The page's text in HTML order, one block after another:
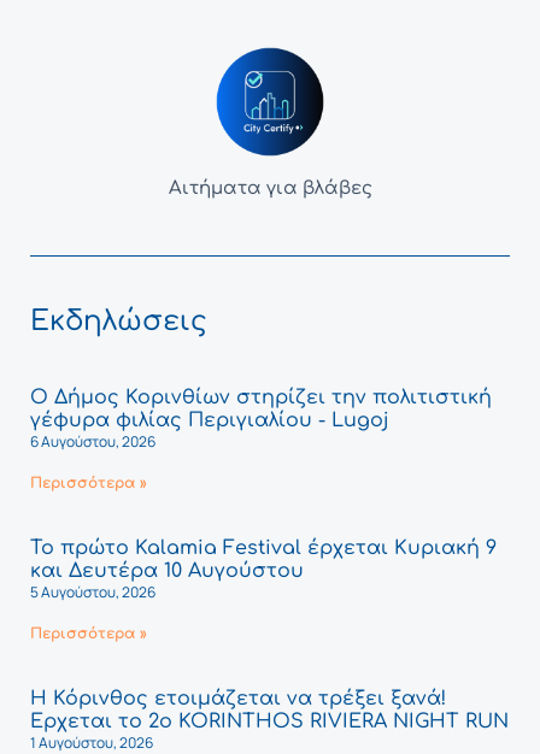
Αιτήματα για βλάβες
Εκδηλώσεις
Ο Δήμος Κορινθίων στηρίζει την πολιτιστική
γέφυρα φιλίας Περιγιαλίου - Lugoj
6 Αυγούστου, 2026
Περισσότερα »
Το πρώτο Kalamia Festival έρχεται Κυριακή 9
και Δευτέρα 10 Αυγούστου
5 Αυγούστου, 2026
Περισσότερα »
Η Κόρινθος ετοιμάζεται να τρέξει ξανά!
Έρχεται το 2ο KORINTHOS RIVIERA NIGHT RUN
1 Αυγούστου, 2026